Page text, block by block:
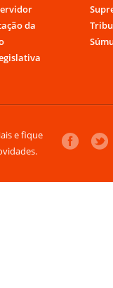
da
e fique